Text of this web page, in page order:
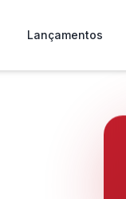
Lançamentos